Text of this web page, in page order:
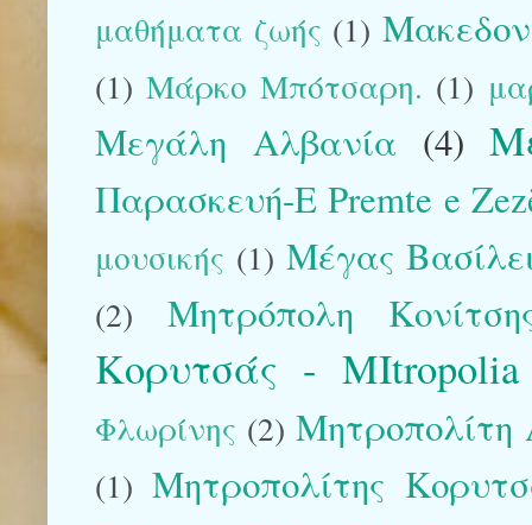
μαθήματα ζωής (1)
(1) Μάρκο Μπότσαρη. (1)
Μεγάλη Αλβανία (4)
Παρασκευή-E Premte e
μουσικής (1) Μέγας
(2) Μητρόπολη
Κορυτσάς - MItropolia
Φλωρίνης (2) Μητροπολίτη
(1) Μητροπολίτης